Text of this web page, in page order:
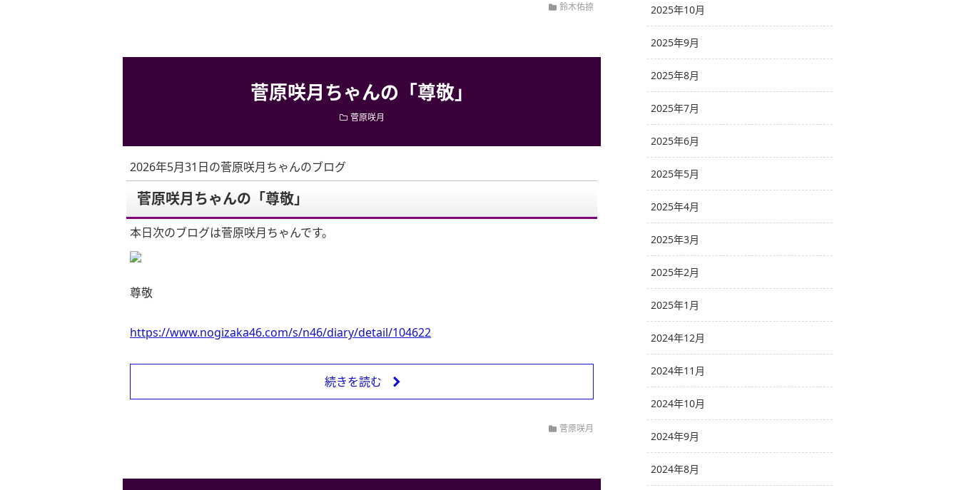
鈴木佑捺
菅原咲月ちゃんの「尊敬」
菅原咲月
2026年5月31日の菅原咲月ちゃんのブログ
菅原咲月ちゃんの「尊敬」
本日次のブログは菅原咲月ちゃんです。
尊敬
https://www.nogizaka46.com/s/n46/diary/detail/104622
続きを読む
菅原咲月
2025年10月
2025年9月
2025年8月
2025年7月
2025年6月
2025年5月
2025年4月
2025年3月
2025年2月
2025年1月
2024年12月
2024年11月
2024年10月
2024年9月
2024年8月